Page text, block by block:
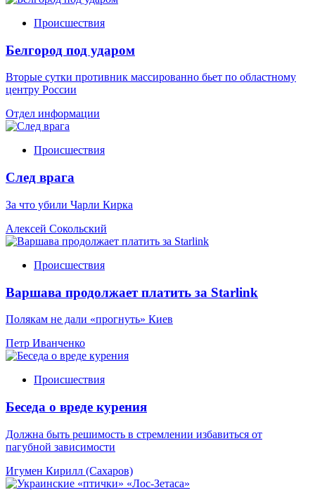
Происшествия
Белгород под ударом
Вторые сутки противник массированно бьет по областному
центру России
Отдел информации
Происшествия
След врага
За что убили Чарли Кирка
Алексей Сокольский
Происшествия
Варшава продолжает платить за Starlink
Полякам не дали «прогнуть» Киев
Петр Иванченко
Происшествия
Беседа о вреде курения
Должна быть решимость в стремлении избавиться от
пагубной зависимости
Игумен Кирилл (Сахаров)